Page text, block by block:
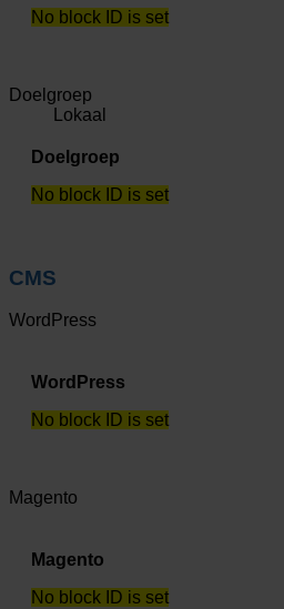
No block ID is set
Doelgroep
Lokaal
Doelgroep
No block ID is set
CMS
WordPress
WordPress
No block ID is set
Magento
Magento
No block ID is set